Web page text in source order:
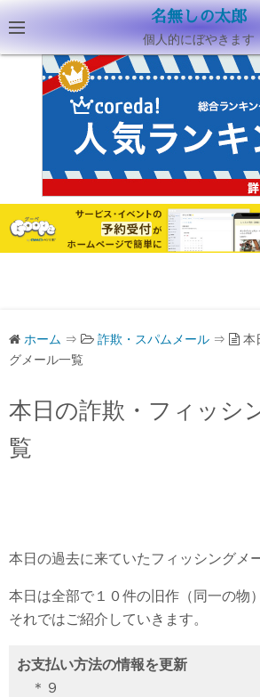
名無しの太郎
個人的にぼやきます
ホーム ⇒ 詐欺・スパムメール ⇒
本
グメール一覧
本日の詐欺・フィッシ
覧
本日の過去に来ていたフィッシングメ
本日は全部で１０件の旧作（同一の物
それではご紹介していきます。
お支払い方法の情報を更新
＊９